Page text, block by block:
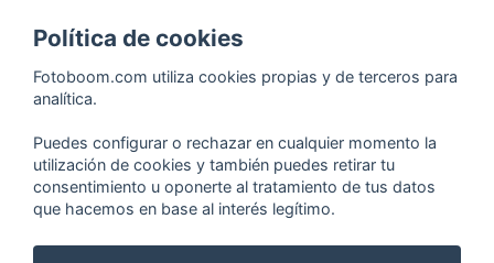
Calibradores
Soportes Fotografía
Monopiés
Trípodes
Kit Completos
Accesorios
Política de cookies
Fotoboom.com utiliza cookies propias y de terceros para
analítica.
Puedes configurar o rechazar en cualquier momento la
utilización de cookies y también puedes retirar tu
consentimiento u oponerte al tratamiento de tus datos
que hacemos en base al interés legítimo.